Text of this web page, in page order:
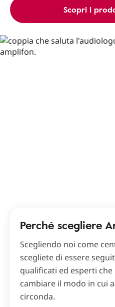
Scopri i
Perché scegliere
Scegliendo noi come
scegliete di essere
qualificati ed esperti
cambiare il modo in cui
circonda.